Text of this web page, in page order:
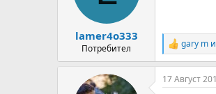
:
lamer4o333
Потребител
R
e
a
c
gary m и
17 Август